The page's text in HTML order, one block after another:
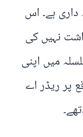
ہے۔ اس
نہیں کی
میں اپنی
پر ریڈر اے